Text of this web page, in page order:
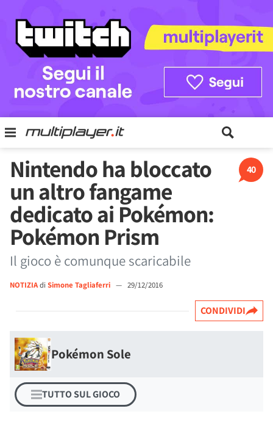
40
Nintendo ha bloccato
un altro fangame
dedicato ai Pokémon:
Pokémon Prism
Il gioco è comunque scaricabile
NOTIZIAdi Simone Tagliaferri — 29/12/2016
CONDIVIDI
Pokémon Sole
TUTTO SUL GIOCO